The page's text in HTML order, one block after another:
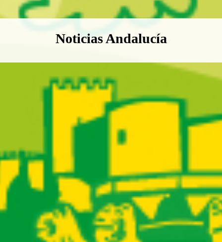
Boletín Noticias Andalucía
Noticias Andalucía